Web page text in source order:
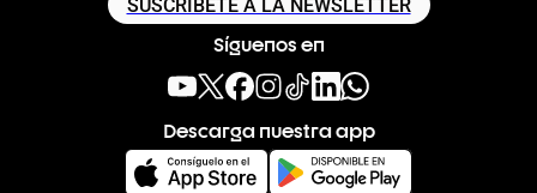
SUSCRÍBETE A LA NEWSLETTER
Síguenos en
Descarga nuestra app